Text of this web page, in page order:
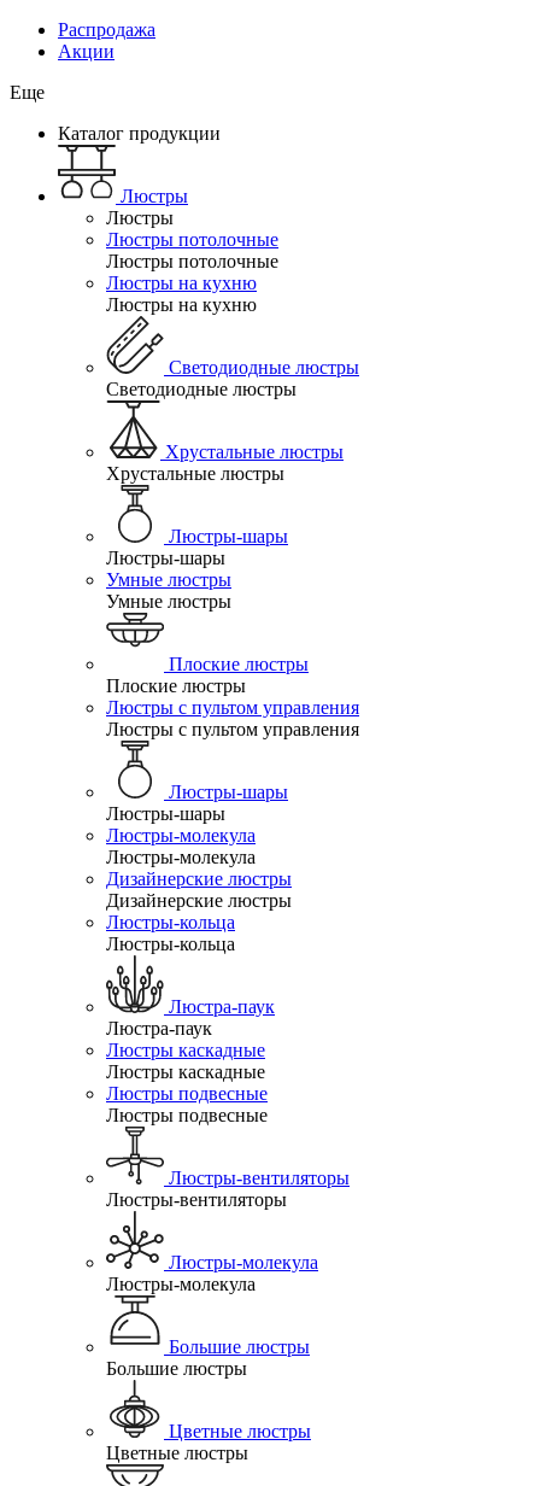
Распродажа
Акции
Еще
Каталог продукции
Люстры
Люстры
Люстры потолочные
Люстры потолочные
Люстры на кухню
Люстры на кухню
Светодиодные люстры
Светодиодные люстры
Хрустальные люстры
Хрустальные люстры
Люстры-шары
Люстры-шары
Умные люстры
Умные люстры
Плоские люстры
Плоские люстры
Люстры с пультом управления
Люстры с пультом управления
Люстры-шары
Люстры-шары
Люстры-молекула
Люстры-молекула
Дизайнерские люстры
Дизайнерские люстры
Люстры-кольца
Люстры-кольца
Люстра-паук
Люстра-паук
Люстры каскадные
Люстры каскадные
Люстры подвесные
Люстры подвесные
Люстры-вентиляторы
Люстры-вентиляторы
Люстры-молекула
Люстры-молекула
Большие люстры
Большие люстры
Цветные люстры
Цветные люстры